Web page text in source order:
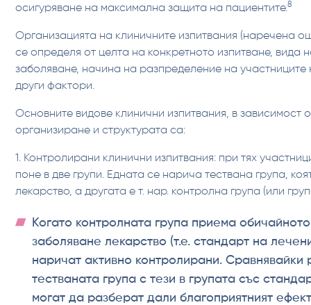
осигуряване на максимална защита на пациентите.8
Организацията на клиничните изпитвания (наречена
се определя от целта на конкретното изпитване, вида
заболяване, начина на разпределение на участниците
други фактори.
Основните видове клинични изпитвания, в зависимост
организиране и структурата са:
1. Контролирани клинични изпитвания: при тях
поне в две групи. Едната се нарича тествана група,
лекарство, а другата е т. нар. контролна група (или
Когато контролната група приема
заболяване лекарство (т.е. стандарт на
наричат активно контролирани. Сравнявайки
тестваната група с тези в групата със
могат да разберат дали благоприятният